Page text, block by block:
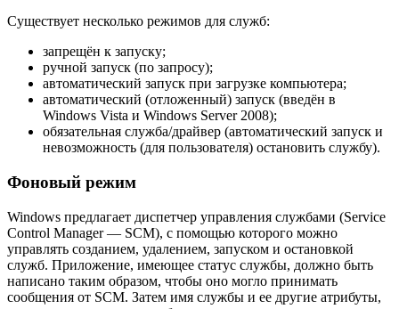
Существует несколько режимов для служб:
запрещён к запуску;
ручной запуск (по запросу);
автоматический запуск при загрузке компьютера;
автоматический (отложенный) запуск (введён в
Windows Vista и Windows Server 2008);
обязательная служба/драйвер (автоматический запуск и
невозможность (для пользователя) остановить службу).
Фоновый режим
Windows предлагает диспетчер управления службами (Service
Control Manager — SCM), с помощью которого можно
управлять созданием, удалением, запуском и остановкой
служб. Приложение, имеющее статус службы, должно быть
написано таким образом, чтобы оно могло принимать
сообщения от SCM. Затем имя службы и ее другие атрибуты,